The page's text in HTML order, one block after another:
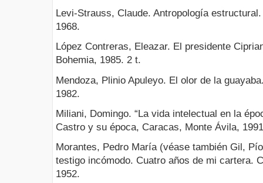
Levi-Strauss, Claude. Antropología
1968.
López Contreras, Eleazar. El presidente
Bohemia, 1985. 2 t.
Mendoza, Plinio Apuleyo. El olor de la
1982.
Miliani, Domingo. “La vida intelectual en la
Castro y su época, Caracas, Monte Ávila,
Morantes, Pedro María (véase también Gil,
testigo incómodo. Cuatro años de mi cartera.
1952.